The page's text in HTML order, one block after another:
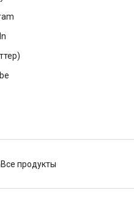
Все продукты